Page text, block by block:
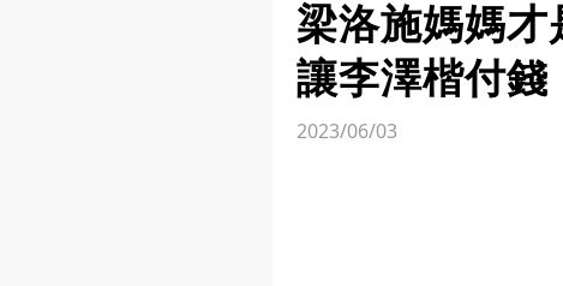
梁洛施媽媽才
讓李澤楷付錢
2023/06/03